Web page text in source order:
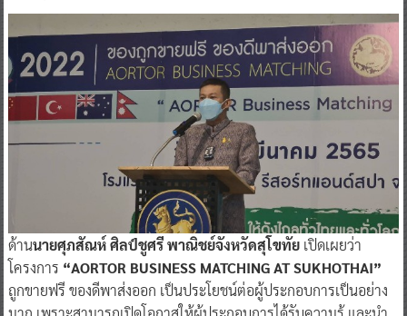
ด้านนายศุภสัณห์ ศิลป์ชูศรี พาณิชย์จังหวัดสุโขทัยเปิดเผยว่า
โครงการ “AORTOR BUSINESS MATCHING AT SUKHOTHAI”
ถูกขายฟรี ของดีพาส่งออก เป็นประโยชน์ต่อผู้ประกอบการเป็นอย่าง